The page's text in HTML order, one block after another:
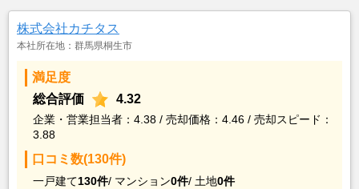
株式会社カチタス
本社所在地：群馬県桐生市
満足度
総合評価
4.32
企業・営業担当者：4.38 / 売却価格：4.46 / 売却スピード：
3.88
口コミ数(130件)
一戸建て130件/ マンション0件/ 土地0件